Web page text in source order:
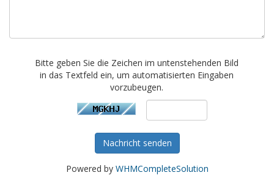
Bitte geben Sie die Zeichen im untenstehenden Bild
in das Textfeld ein, um automatisierten Eingaben
vorzubeugen.
Nachricht senden
Powered by WHMCompleteSolution